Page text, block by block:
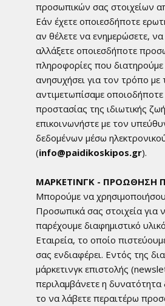
προσωπικών σας στοιχείων
Εάν έχετε οποιεσδήποτε
αν θέλετε να ενημερώσετε,
αλλάξετε οποιεσδήποτε
πληροφορίες που διατηρούμε
ανησυχήσει για τον τρόπο με
αντιμετωπίσαμε
προστασίας της ιδιωτικής
επικοινωνήστε με τον
δεδομένων μέσω
(info@paidikoskipos.gr).
ΜΑΡΚΕΤΙΝΓΚ - ΠΡΟΩΘΗΣΗ
Μπορούμε να
Προσωπικά σας στοιχεία για
παρέχουμε διαφημιστικό
Εταιρεία, το οποίο
σας ενδιαφέρει. Εντός της
μάρκετινγκ επιστολής
περιλαμβάνετε η
το να λάβετε περαιτέρω